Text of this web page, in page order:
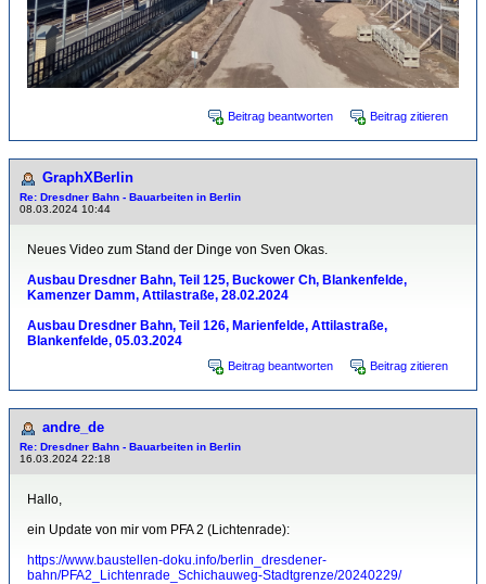
Beitrag beantworten Beitrag zitieren
GraphXBerlin
Re: Dresdner Bahn - Bauarbeiten in Berlin
08.03.2024 10:44
Neues Video zum Stand der Dinge von Sven Okas.
Ausbau Dresdner Bahn, Teil 125, Buckower Ch, Blankenfelde,
Kamenzer Damm, Attilastraße, 28.02.2024
Ausbau Dresdner Bahn, Teil 126, Marienfelde, Attilastraße,
Blankenfelde, 05.03.2024
Beitrag beantworten Beitrag zitieren
andre_de
Re: Dresdner Bahn - Bauarbeiten in Berlin
16.03.2024 22:18
Hallo,
ein Update von mir vom PFA 2 (Lichtenrade):
https://www.baustellen-doku.info/berlin_dresdener-
bahn/PFA2_Lichtenrade_Schichauweg-Stadtgrenze/20240229/